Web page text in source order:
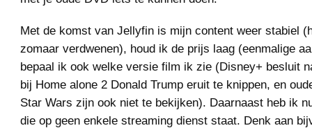
Met de komst van Jellyfin is mijn content weer stabiel
zomaar verdwenen), houd ik de prijs laag (eenmalige
bepaal ik ook welke versie film ik zie (Disney+ besluit
bij Home alone 2 Donald Trump eruit te knippen, en
Star Wars zijn ook niet te bekijken). Daarnaast heb ik
die op geen enkele streaming dienst staat. Denk aan